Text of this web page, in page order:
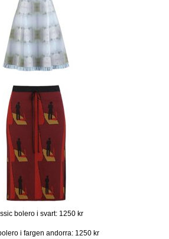
bolero i svart: 1250 kr
i fargen andorra: 1250 kr